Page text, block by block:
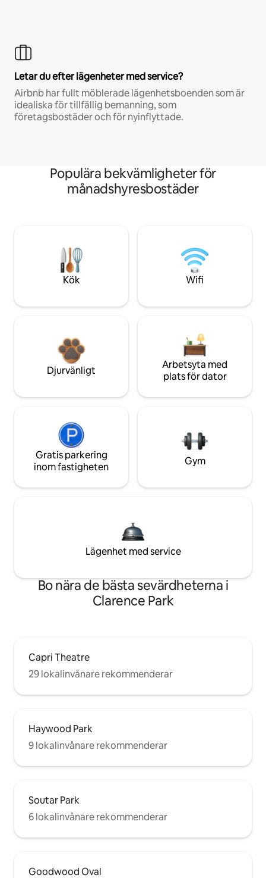
Letar du efter lägenheter med service?
Airbnb har fullt möblerade lägenhetsboenden som är
idealiska för tillfällig bemanning, som
företagsbostäder och för nyinflyttade.
Populära bekvämligheter för
månadshyresbostäder
Kök Wifi
Djurvänligt
Arbetsyta med
plats för dator
Gratis parkering
inom fastigheten
Gym
Lägenhet med service
Bo nära de bästa sevärdheterna i
Clarence Park
Capri Theatre
29 lokalinvånare rekommenderar
Haywood Park
9 lokalinvånare rekommenderar
Soutar Park
6 lokalinvånare rekommenderar
Goodwood Oval